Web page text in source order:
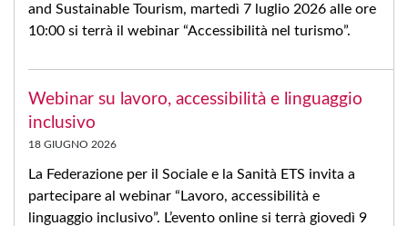
and Sustainable Tourism, martedì 7 luglio 2026 alle ore
10:00 si terrà il webinar “Accessibilità nel turismo”.
Webinar su lavoro, accessibilità e linguaggio
inclusivo
18 GIUGNO 2026
La Federazione per il Sociale e la Sanità ETS invita a
partecipare al webinar “Lavoro, accessibilità e
linguaggio inclusivo”. L’evento online si terrà giovedì 9